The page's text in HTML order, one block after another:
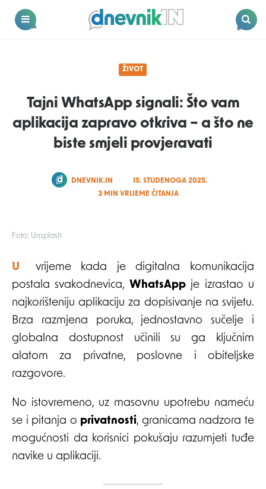
Dnevnik.in
Foto: Unsplash
ŽIVOT
Tajni WhatsApp signali: Što vam
aplikacija zapravo otkriva – a što ne
biste smjeli provjeravati
POSTED
DNEVNIK.IN
15. STUDENOGA 2025.
3 MIN VRIJEME ČITANJA
U vrijeme kada je digitalna komunikacija
postala svakodnevica, WhatsAppje izrastao u
najkorišteniju aplikaciju za dopisivanje na svijetu.
Brza razmjena poruka, jednostavno sučelje i
globalna dostupnost učinili su ga ključnim
alatom za privatne, poslovne i obiteljske
razgovore.
No istovremeno, uz masovnu upotrebu nameću
se i pitanja o privatnosti, granicama nadzora te
mogućnosti da korisnici pokušaju razumjeti tuđe
navike u aplikaciji.